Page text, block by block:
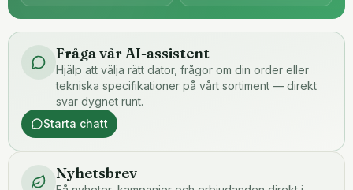
Fråga vår AI-assistent
Hjälp att välja rätt dator, frågor om din order eller
tekniska specifikationer på vårt sortiment — direkt
svar dygnet runt.
Starta chatt
Nyhetsbrev